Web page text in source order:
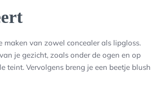
maken van zowel concealer als lipgloss.
je gezicht, zoals onder de ogen en op
teint. Vervolgens breng je een beetje blush